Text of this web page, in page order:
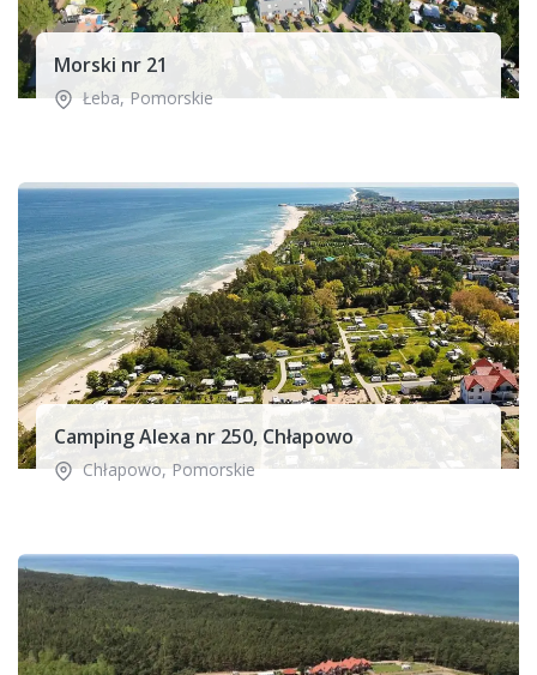
Morski nr 21
Łeba, Pomorskie
Camping Alexa nr 250, Chłapowo
Chłapowo,Pomorskie